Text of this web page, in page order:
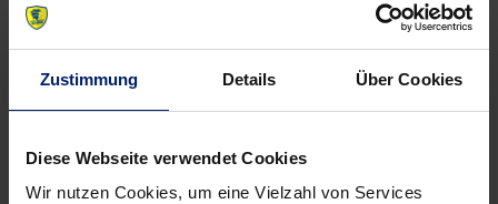
Zustimmung Details Über Cookies
Diese Webseite verwendet Cookies
Wir nutzen Cookies, um eine Vielzahl von Services
Rhein-Neckar Löwen
26 26